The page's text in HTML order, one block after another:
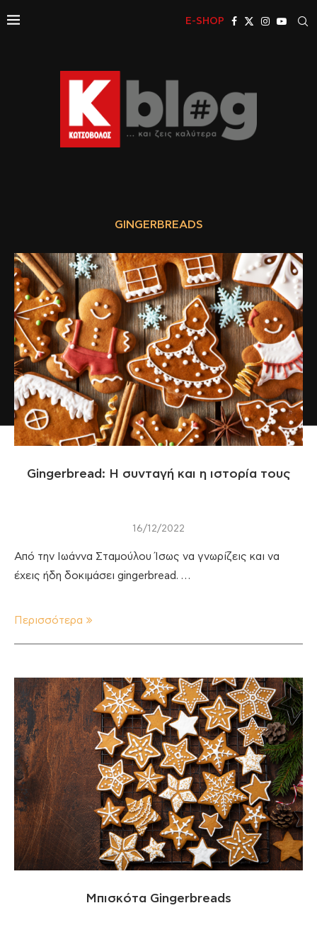
E-SHOP
GINGERBREADS
Gingerbread: H συνταγή και η ιστορία τους
16/12/2022
Από την Ιωάννα Σταμούλου Ίσως να γνωρίζεις και να
έχεις ήδη δοκιμάσει gingerbread. …
Περισσότερα
Μπισκότα Gingerbreads